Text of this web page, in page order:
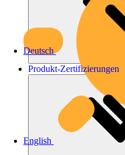
Deutsch
English
Produkt-Zertifizierungen